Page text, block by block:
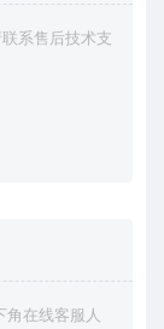
系售后技术支
在线客服人